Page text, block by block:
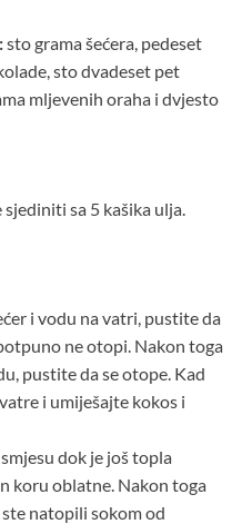
sto grama šećera, pedeset
sto dvadeset pet
mljevenih oraha i dvjesto
sa 5 kašika ulja.
i vodu na vatri, pustite da
ne otopi. Nakon toga
pustite da se otope. Kad
i umiješajte kokos i
dok je još topla
koru oblatne. Nakon toga
natopili sokom od